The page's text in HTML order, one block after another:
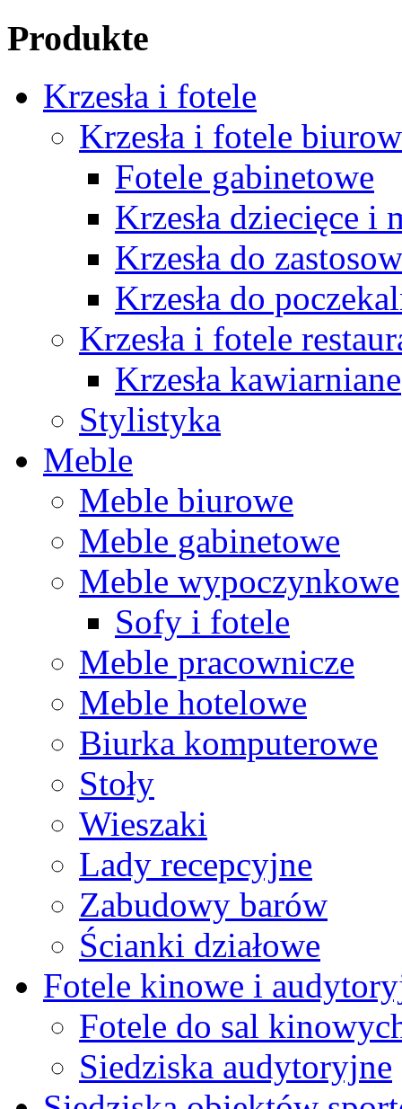
Produkte
Krzesła i fotele
Krzesła i fotele
Fotele gabinetowe
Krzesła dziecięce i
Krzesła do
Krzesła do
Krzesła i fotele
Krzesła kawiarniane
Stylistyka
Meble
Meble biurowe
Meble gabinetowe
Meble wypoczynkowe
Sofy i fotele
Meble pracownicze
Meble hotelowe
Biurka komputerowe
Stoły
Wieszaki
Lady recepcyjne
Zabudowy barów
Ścianki działowe
Fotele kinowe i
Fotele do sal
Siedziska audytoryjne